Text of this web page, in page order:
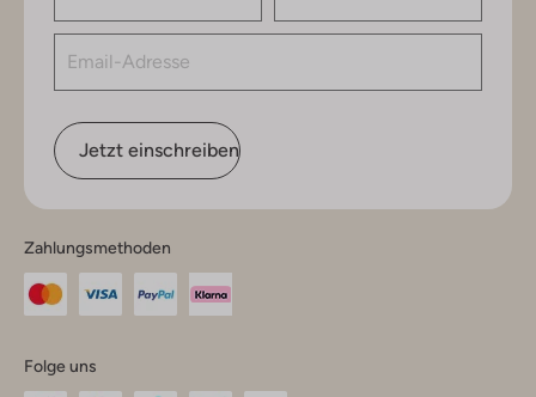
Jetzt einschreiben
Zahlungsmethoden
Folge uns